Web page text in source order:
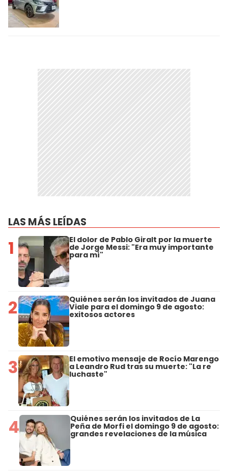
LAS MÁS LEÍDAS
1 El dolor de Pablo Giralt por la muerte
de Jorge Messi: "Era muy importante
para mí"
2 Quiénes serán los invitados de Juana
Viale para el domingo 9 de agosto:
exitosos actores
3 El emotivo mensaje de Rocío Marengo
a Leandro Rud tras su muerte: "La re
luchaste"
4 Quiénes serán los invitados de La
Peña de Morfi el domingo 9 de agosto:
grandes revelaciones de la música